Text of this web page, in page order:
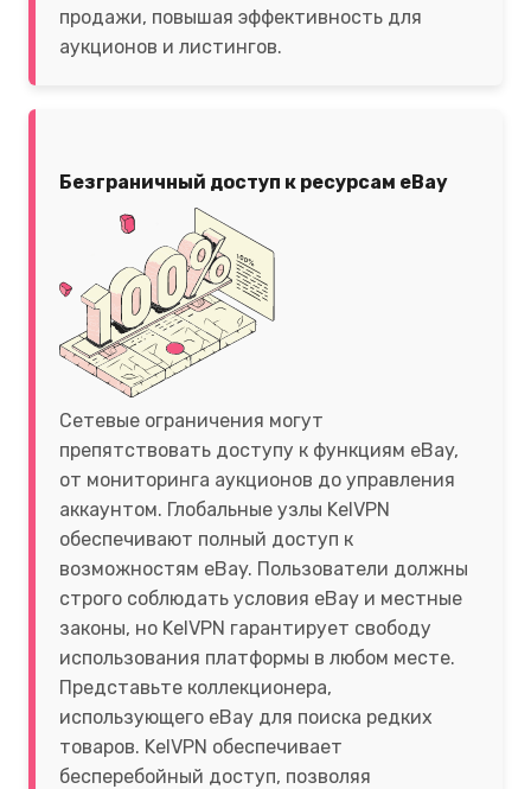
продажи, повышая эффективность для
аукционов и листингов.
Безграничный доступ к ресурсам eBay
Сетевые ограничения могут
препятствовать доступу к функциям eBay,
от мониторинга аукционов до управления
аккаунтом. Глобальные узлы KelVPN
обеспечивают полный доступ к
возможностям eBay. Пользователи должны
строго соблюдать условия eBay и местные
законы, но KelVPN гарантирует свободу
использования платформы в любом месте.
Представьте коллекционера,
использующего eBay для поиска редких
товаров. KelVPN обеспечивает
бесперебойный доступ, позволяя